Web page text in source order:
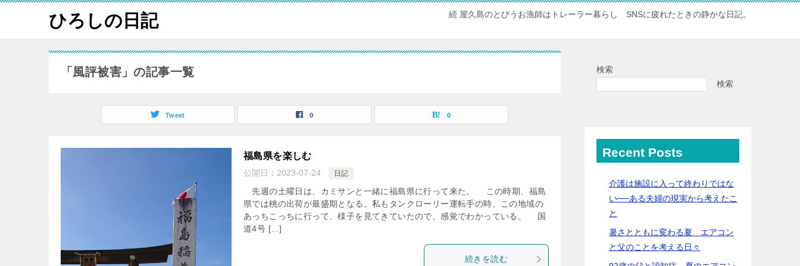
ひろしの日記 続 屋久島のとびうお漁師はトレーラー暮らし SNSに疲れたときの静かな日記。
「風評被害」の記事一覧
Tweet 0 0
福島県を楽しむ
公開日： 2023-07-24 日記
先週の土曜日は、カミサンと一緒に福島県に行って来た。 この時期、福島
県では桃の出荷が最盛期となる。私もタンクローリー運転手の時、この地域の
あっちこっちに行って、様子を見てきていたので、感覚でわかっている。 国
道4号 […]
続きを読む
検索
検索
Recent Posts
介護は施設に入って終わりではな
い──ある夫婦の現実から考えたこ
と
暑さとともに変わる夏 エアコン
と父のことを考える日々